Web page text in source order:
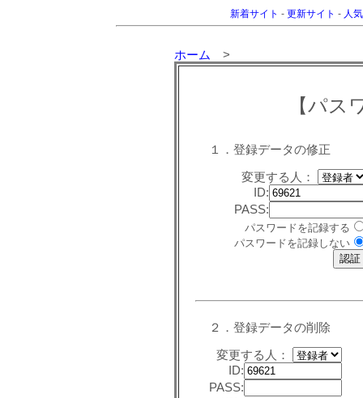
新着サイト - 更新サイト - 人
ホーム >
【パス
１．登録データの修正
変更する人：
ID:
PASS:
パスワードを記録する
パスワードを記録しない
２．登録データの削除
変更する人：
ID:
PASS: